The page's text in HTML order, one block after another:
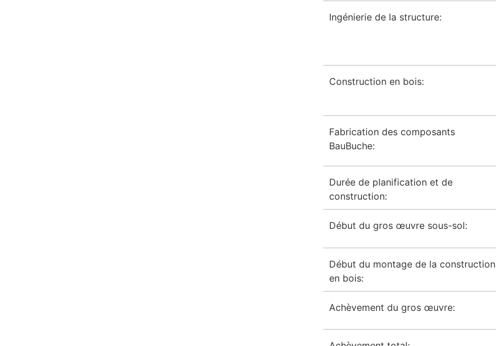
Ingénierie de la structure:
Construction en bois:
Fabrication des composants
BauBuche:
Durée de planification et de
construction:
Début du gros œuvre sous-sol:
Début du montage de la construction
en bois:
Achèvement du gros œuvre: